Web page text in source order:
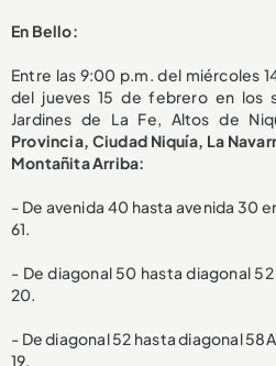
En Bello:
Entre las 9:00 p.m. del miércoles
del jueves 15 de febrero en los
Jardines de La Fe, Altos de
Provincia, Ciudad Niquía, La
Montañita Arriba:
- De avenida 40 hasta avenida 30
61.
- De diagonal 50 hasta diagonal
20.
- De diagonal 52 hasta diagonal
19.